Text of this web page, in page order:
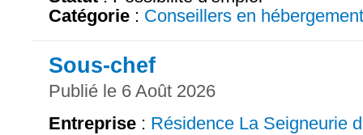
Catégorie : Conseillers en hébergement
Sous-chef
Publié le 6 Août 2026
Entreprise : Résidence La Seigneurie